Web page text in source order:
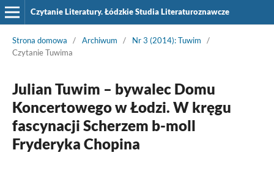
Czytanie Literatury. Łódzkie Studia Literaturoznawcze
Strona domowa / Archiwum / Nr 3 (2014): Tuwim
/
Czytanie Tuwima
Julian Tuwim – bywalec Domu
Koncertowego w Łodzi. W kręgu
fascynacji Scherzem b-moll
Fryderyka Chopina